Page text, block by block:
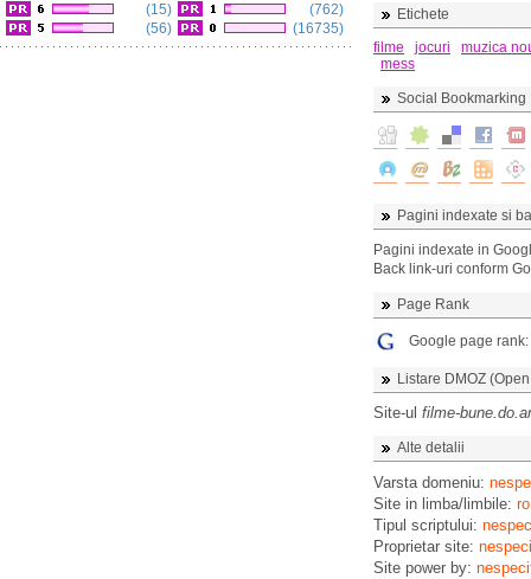
(15)
(56)
(762)
(16735)
Etichete
filme
jocuri
muzica
mess
Social Bookmarking
Pagini indexate si
Pagini indexate in
Back link-uri conform
Page Rank
Google page rank:
Listare DMOZ
Site-ul filme-
Alte detalii
Varsta domeniu:
Site in limba/limbile: ro
Tipul scriptului:
Proprietar site:
Site power by: